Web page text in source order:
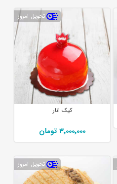
تحویل امروز
کیک انار
3٬000٬000 تومان
تحویل امروز